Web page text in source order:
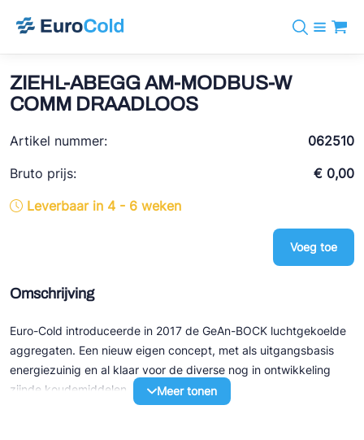
info@eurocold.nl
Merken
BOCK
REFFLEX®
Doucette Industries
Ziehl-Abegg
Koudemiddelen
Diensten
Nieuws
Over ons
ZIEHL-ABEGG AM-MODBUS-W
COMM DRAADLOOS
Artikel nummer:
062510
Bruto prijs:
€ 0,00
Leverbaar in 4 - 6 weken
Voeg toe
Omschrijving
Euro-Cold introduceerde in 2017 de GeAn-BOCK luchtgekoelde
aggregaten. Een nieuw eigen concept, met als uitgangsbasis
energiezuinig en al klaar voor de diverse nog in ontwikkeling
zijnde koudemiddelen.
Meer tonen